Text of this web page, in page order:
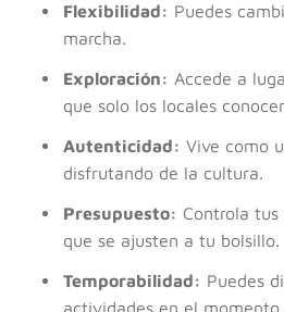
Flexibilidad: Puedes
marcha.
Exploración: Accede a
que solo los locales
Autenticidad: Vive como
disfrutando de la cultura.
Presupuesto: Controla
que se ajusten a tu bolsillo.
Temporabilidad: Puedes
actividades en el